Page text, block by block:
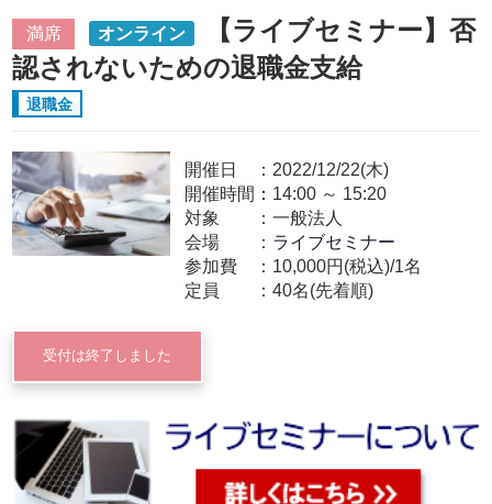
満席 オンライン
【ライブセミナー】否
認されないための退職金支給
退職金
開催日
2022/12/22(木)
開催時間： 14:00～ 15:20
対象
一般法人
会場
ライブセミナー
参加費
10,000円(税込)/1名
定員
40名(先着順)
受付は終了しました